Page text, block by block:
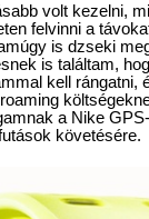
volt kezelni,
felvinni a
is dzseki
is találtam,
kell rángatni,
a Nike
követésére.